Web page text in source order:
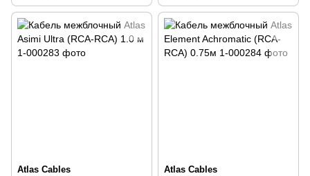
Atlas Cables
Atlas Cables